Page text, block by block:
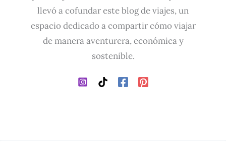
llevó a cofundar este blog de viajes, un
espacio dedicado a compartir cómo viajar
de manera aventurera, económica y
sostenible.